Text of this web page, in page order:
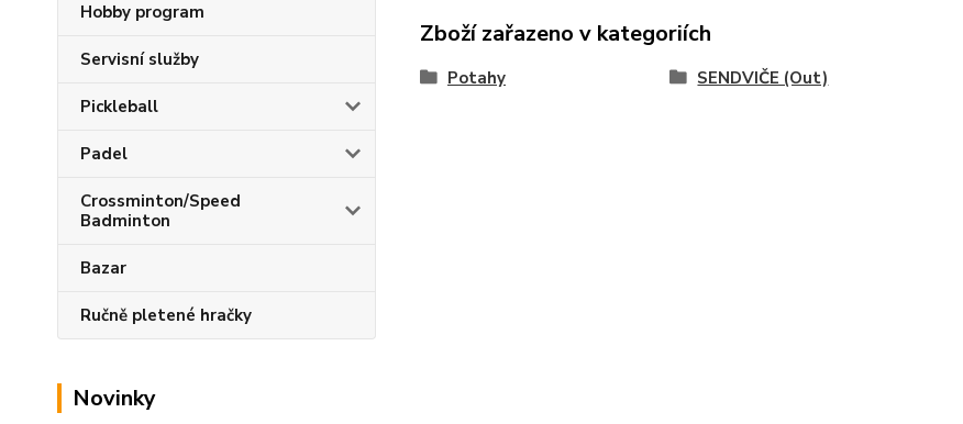
Hobby program
Servisní služby
Pickleball
Padel
Crossminton/Speed
Badminton
Bazar
Ručně pletené hračky
Novinky
Zboží zařazeno v kategoriích
Potahy SENDVIČE (Out)